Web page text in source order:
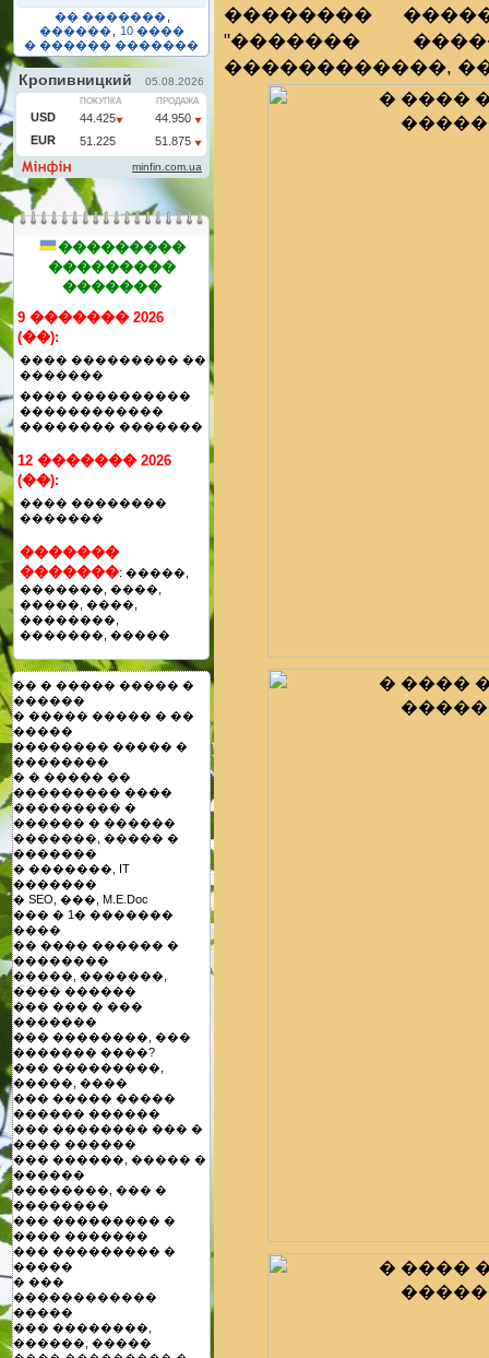
�� �������
������
10 ����
� ������ �������
���������
���������
�������
9 ������� 2026
(��):
���� ��������� ��
�������
���� ����������
������������
�������� �������
12 ������� 2026
(��):
���� ��������
�������
�������
�������: �����,
�������, ����,
�����, ����,
��������,
�������, �����
�� � ����� ����� �
������
� ����� ����� � ��
�����
�������� ����� �
��������
� � ����� ��
��������� ����
��������� �
������ � ������
�������, ����� �
�������
� �������, IT
�������
� SEO, ���, M.E.Doc
��� � 1� �������
����
�� ���� ������ �
��������
�����, �������,
���� ������
��� ��� � ���
�������
��� ��������, ���
������� ����?
��� ���������,
�����, ����
��� ����� �����
������ ������
��� �������� ��� �
���� ������
��� ������, ����� �
������
��������, ��� �
��������
��� ��������� �
���� �������
��� ��������� �
�����
� ���
������������
�����
��� ��������,
������, �����
��������
"�������
������������,